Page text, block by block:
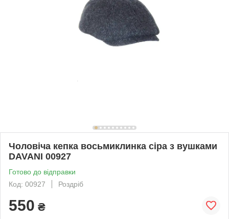
Чоловіча кепка восьмиклинка сіра з вушками
DAVANI 00927
Готово до відправки
Код: 00927
Роздріб
550 ₴